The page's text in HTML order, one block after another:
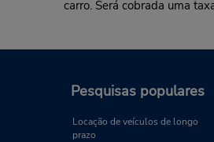
carro. Será cobrada uma
Pesquisas populares
Locação de veículos de longo
prazo